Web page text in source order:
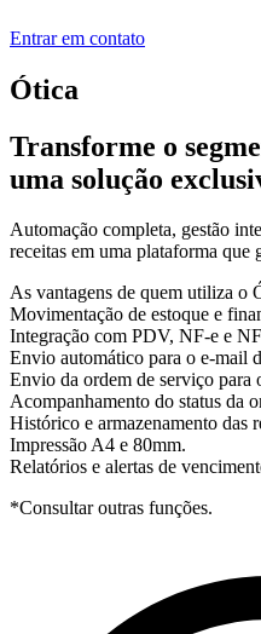
Entrar em contato
Ótica
Transforme o
uma solução
Automação completa, gestão
receitas em uma plataforma que
As vantagens de quem utiliza o
Movimentação de estoque e
Integração com PDV, NF-e e
Envio automático para o e-mail
Envio da ordem de serviço para
Acompanhamento do status da
Histórico e armazenamento das
Impressão A4 e 80mm.
Relatórios e alertas de
*Consultar outras funções.